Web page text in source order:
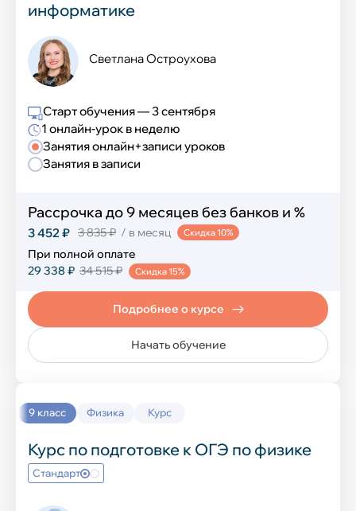
информатике
Светлана Остроухова
Занятия онлайн+записи уроков
Занятия в записи
Старт обучения — 3 сентября
1 онлайн-урок в неделю
Рассрочка до 9 месяцев без банков и %
3 452 ₽ 3 835 ₽ / в месяц Скидка 10%
При полной оплате
29 338 ₽ 34 515 ₽ Скидка 15%
Начать обучение
Подробнее о курсе
9 класс Физика Курс
Курс по подготовке к ОГЭ по физике
Стандарт